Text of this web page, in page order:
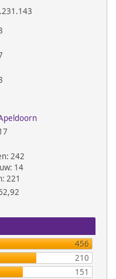
242
14
221
456
210
151